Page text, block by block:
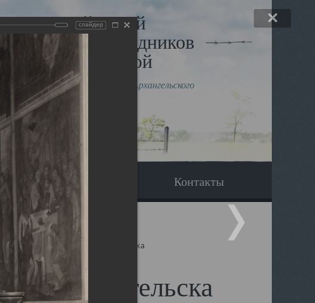
музей
и исповедников
Архангельской
митрополита Архангельского
и Холмогорского Даниила
Вопрос-ответ Контакты
Свято-Троицкий собор Архангельска
Архангельска
слайдер